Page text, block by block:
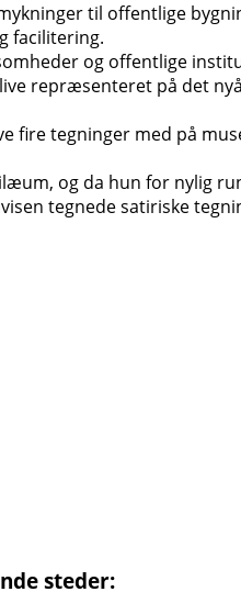
til offentlige
facilitering.
og offentlige
repræsenteret på det
tegninger med på
og da hun for nylig
tegnede satiriske
steder: